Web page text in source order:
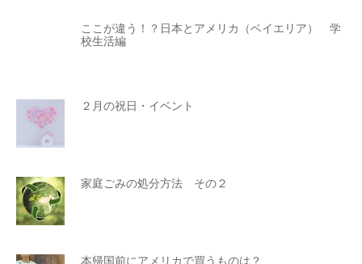
ここが違う！？日本とアメリカ（ベイエリア） 学
校生活編
２月の祝日・イベント
家庭ごみの処分方法 その２
本帰国前にアメリカで買うものは？